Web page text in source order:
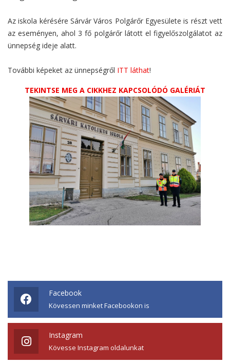
Az iskola kérésére Sárvár Város Polgárőr Egyesülete is részt vett
az eseményen, ahol 3 fő polgárőr látott el figyelőszolgálatot az
ünnepség ideje alatt.
További képeket az ünnepségről ITT láthat!
TEKINTSE MEG A CIKKHEZ KAPCSOLÓDÓ GALÉRIÁT
Facebook
Kövessen minket Facebookon is
Instagram
Kövesse Instagram oldalunkat